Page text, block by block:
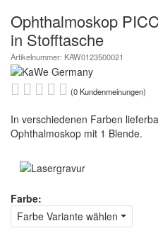
Ophthalmoskop
in Stofftasche
Artikelnummer: KAW0123500021
(0 Kundenmeinungen)
In verschiedenen Farben
Ophthalmoskop mit 1 Blende.
Farbe:
Farbe Variante wählen